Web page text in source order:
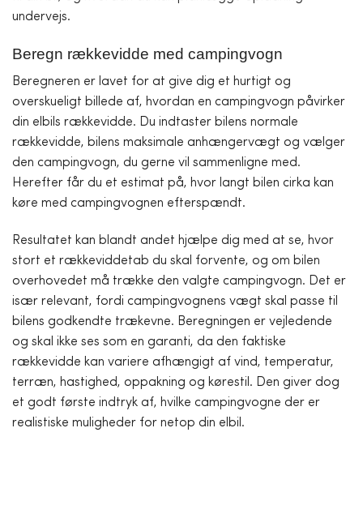
undervejs.
Beregn rækkevidde med campingvogn
Beregneren er lavet for at give dig et hurtigt og
overskueligt billede af, hvordan en campingvogn påvirker
din elbils rækkevidde. Du indtaster bilens normale
rækkevidde, bilens maksimale anhængervægt og vælger
den campingvogn, du gerne vil sammenligne med.
Herefter får du et estimat på, hvor langt bilen cirka kan
køre med campingvognen efterspændt.
Resultatet kan blandt andet hjælpe dig med at se, hvor
stort et rækkeviddetab du skal forvente, og om bilen
overhovedet må trække den valgte campingvogn. Det er
især relevant, fordi campingvognens vægt skal passe til
bilens godkendte trækevne. Beregningen er vejledende
og skal ikke ses som en garanti, da den faktiske
rækkevidde kan variere afhængigt af vind, temperatur,
terræn, hastighed, oppakning og kørestil. Den giver dog
et godt første indtryk af, hvilke campingvogne der er
realistiske muligheder for netop din elbil.